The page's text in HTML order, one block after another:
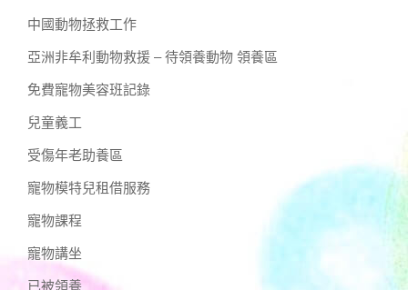
中國動物拯救工作
亞洲非牟利動物救援 – 待領養動物 領養區
免費寵物美容班記錄
兒童義工
受傷年老助養區
寵物模特兒租借服務
寵物課程
寵物講坐
已被領養